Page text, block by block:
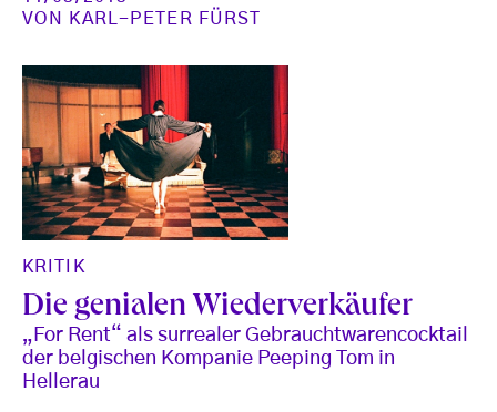
VON
KARL-PETER FÜRST
KRITIK
Die genialen Wiederverkäufer
„For Rent“ als surrealer Gebrauchtwarencocktail
der belgischen Kompanie Peeping Tom in
Hellerau